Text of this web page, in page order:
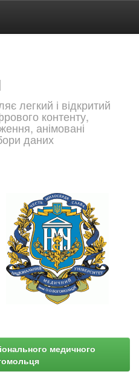
легкий і відкритий
контенту,
анімовані
даних
медичного